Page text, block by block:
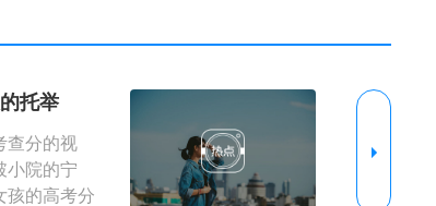
托举
查分的视
小院的宁
的高考分